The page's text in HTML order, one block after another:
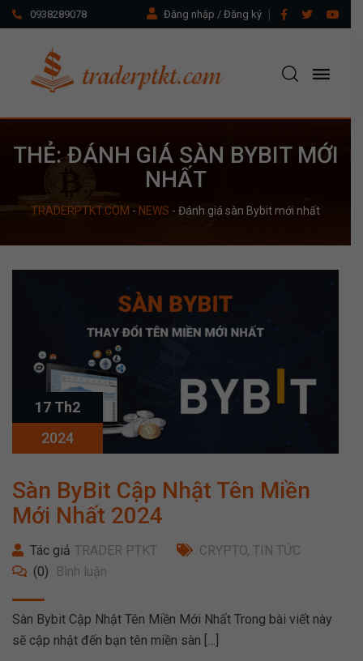
0938289078 Đăng nhập / Đăng ký
THẺ: ĐÁNH GIÁ SÀN BYBIT MỚI
NHẤT
TRADERPTKT.COM - NEWS - Đánh giá sàn Bybit mới nhất
17 Th2
2024
Sàn ByBit Cập Nhật Tên Miền
Mới Nhất 2024
Tác giả TRADER PTKT CRYPTO, TIN TỨC
(0)
Bình luận
Sàn Bybit Cập Nhật Tên Miền Mới Nhất Trong bài viết này
sẽ cập nhật đến bạn tên miền sàn […]